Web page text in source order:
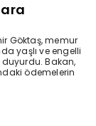
Göktaş, memur
yaşlı ve engelli
duyurdu. Bakan,
ödemelerin